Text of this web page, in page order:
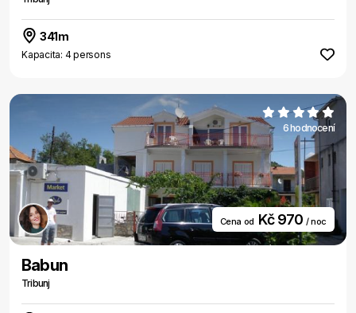
341m
Kapacita: 4 persons
6 hodnocení
Cena od Kč 970 / noc
Babun
Tribunj